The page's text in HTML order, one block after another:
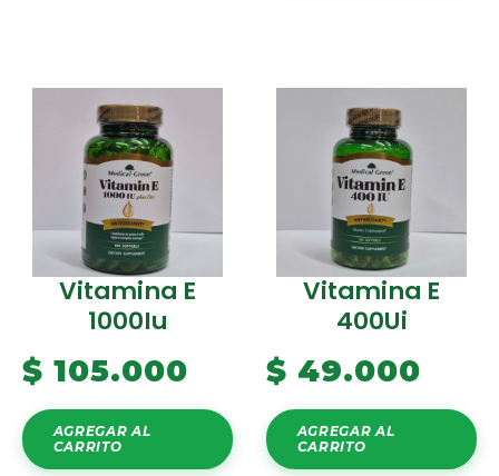
Vitamina E
1000Iu
$ 105.000
AGREGAR AL
CARRITO
Vitamina E
400Ui
$ 49.000
AGREGAR AL
CARRITO